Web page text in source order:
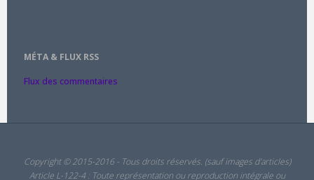
MÉTA & FLUX RSS
Flux des commentaires
Copyright © 2015-2016 - Tous droits réservés. (sauf images d'articles)
Article L-122-4 : Toute représentation ou reproduction intégrale ou